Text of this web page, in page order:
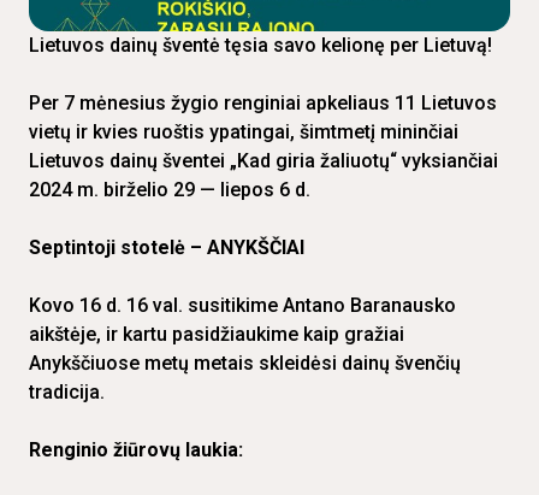
Lietuvos dainų šventė tęsia savo kelionę per Lietuvą!
Per 7 mėnesius žygio renginiai apkeliaus 11 Lietuvos
vietų ir kvies ruoštis ypatingai, šimtmetį mininčiai
Lietuvos dainų šventei „Kad giria žaliuotų“ vyksiančiai
2024 m. birželio 29 — liepos 6 d.
Septintoji stotelė – ANYKŠČIAI
Kovo 16 d. 16 val. susitikime Antano Baranausko
aikštėje, ir kartu pasidžiaukime kaip gražiai
Anykščiuose metų metais skleidėsi dainų švenčių
tradicija.
Renginio žiūrovų laukia: